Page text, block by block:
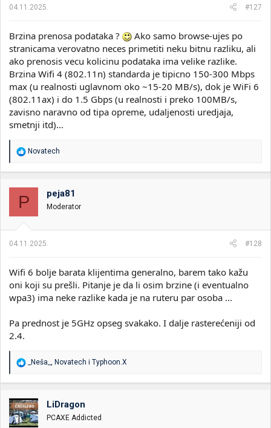
04.11.2025. #127
Brzina prenosa podataka ?
Ako samo browse-ujes po
stranicama verovatno neces primetiti neku bitnu razliku, ali
ako prenosis vecu kolicinu podataka ima velike razlike.
Brzina Wifi 4 (802.11n) standarda je tipicno 150-300 Mbps
max (u realnosti uglavnom oko ~15-20 MB/s), dok je WiFi 6
(802.11ax) i do 1.5 Gbps (u realnosti i preko 100MB/s,
zavisno naravno od tipa opreme, udaljenosti uredjaja,
smetnji itd)...
R
a
o
v
n
:
Novatech
P peja81
Moderator
04.11.2025. #128
Wifi 6 bolje barata klijentima generalno, barem tako kažu
oni koji su prešli. Pitanje je da li osim brzine (i eventualno
wpa3) ima neke razlike kada je na ruteru par osoba ...
Pa prednost je 5GHz opseg svakako. I dalje rasterećeniji od
2.4.
R
o
v
a
_Neša_ Novatech i Typhoon.X
LiDragon
PCAXE Addicted